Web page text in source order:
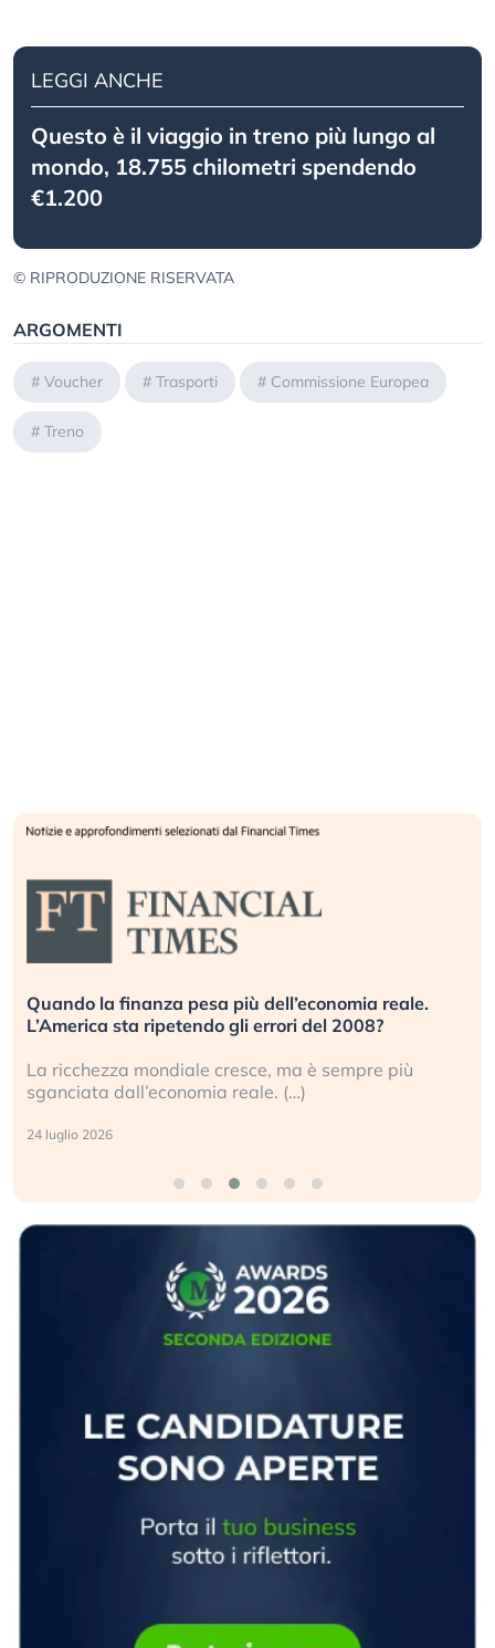
LEGGI ANCHE
Questo è il viaggio in treno più lungo al
mondo, 18.755 chilometri spendendo
€1.200
© RIPRODUZIONE RISERVATA
ARGOMENTI
# Voucher # Trasporti # Commissione Europea
# Treno
Quando la finanza pesa più dell’economia reale.
L’America sta ripetendo gli errori del 2008?
La ricchezza mondiale cresce, ma è sempre più
sganciata dall’economia reale. (…)
24 luglio 2026